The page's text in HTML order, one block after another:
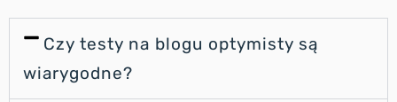
Czy testy na blogu optymisty są
wiarygodne?